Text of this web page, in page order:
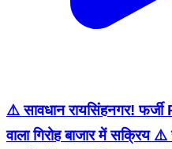
⚠️ सावधान रायसिंहनगर!
वाला गिरोह बाजार में सक्रिय ⚠️